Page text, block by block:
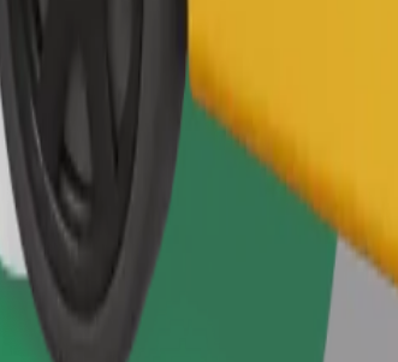
səmərəli gedişlər